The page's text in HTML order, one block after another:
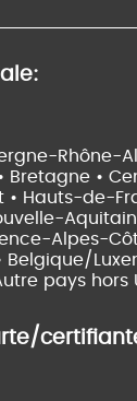
Rhône-
Bretagne •
• Hauts-de-
Alpes-
Belgique/
pays hors